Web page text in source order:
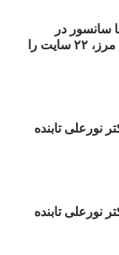
با سانسور در
اینترنت: #آزادی هم‌آیند گزارشگران‌ بدون مرز، ۲۲ سایت را
نورعلی تابنده
نورعلی تابنده